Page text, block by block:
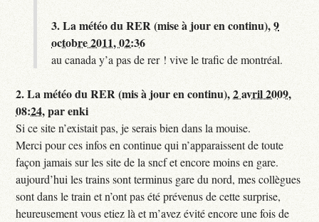
3.La météo du RER (mise à jour en continu),9
octobre 2011, 02:36
au canada y’a pas de rer ! vive le trafic de montréal.
2.La météo du RER (mis à jour en continu),2 avril 2009,
08:24,parenki
Si ce site n’existait pas, je serais bien dans la mouise.
Merci pour ces infos en continue qui n’apparaissent de toute
façon jamais sur les site de la sncf et encore moins en gare.
aujourd’hui les trains sont terminus gare du nord, mes collègues
sont dans le train et n’ont pas été prévenus de cette surprise,
heureusement vous etiez là et m’avez évité encore une fois de